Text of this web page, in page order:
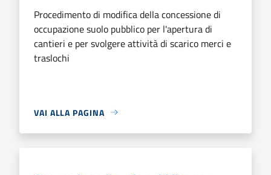
Procedimento di modifica della concessione di
occupazione suolo pubblico per l'apertura di
cantieri e per svolgere attività di scarico merci e
traslochi
VAI ALLA PAGINA